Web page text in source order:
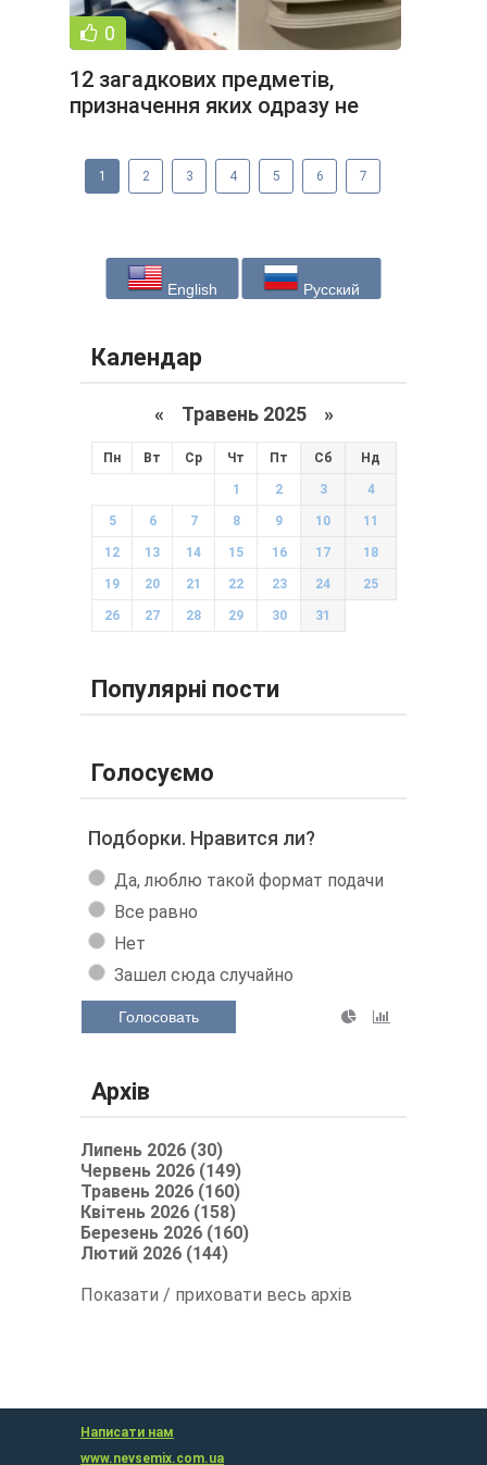
0
12 загадкових предметів,
призначення яких одразу не
1 2 3 4 5 6 7
English Русский
Календар
« Травень 2025 »
Пн Вт Ср Чт Пт Сб Нд
1 2 3 4
5 6 7 8 9 10 11
12 13 14 15 16 17 18
19 20 21 22 23 24 25
26 27 28 29 30 31
Популярні пости
Голосуємо
Подборки. Нравится ли?
Да, люблю такой формат подачи
Все равно
Нет
Зашел сюда случайно
Голосовать
Архів
Липень 2026 (30)
Червень 2026 (149)
Травень 2026 (160)
Квітень 2026 (158)
Березень 2026 (160)
Лютий 2026 (144)
Показати / приховати весь архів
Написати нам
www.nevsemix.com.ua